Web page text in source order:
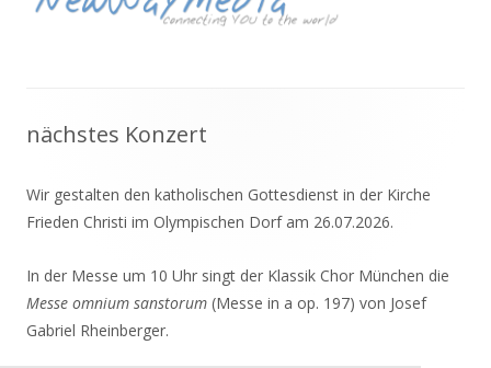
Haupt-
Seitenleiste
nächstes Konzert
Wir gestalten den katholischen Gottesdienst in der Kirche
Frieden Christi im Olympischen Dorf am 26.07.2026.
In der Messe um 10 Uhr singt der Klassik Chor München die
Messe omnium sanstorum (Messe in a op. 197) von Josef
Gabriel Rheinberger.